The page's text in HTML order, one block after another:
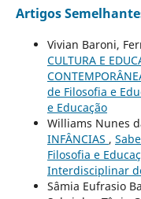
Artigos
Vivian Baroni,
CULTURA E
de Filosofia e
e Educação
Williams Nunes
INFÂNCIAS ,
Filosofia e
Interdisciplinar
Sâmia Eufrasio